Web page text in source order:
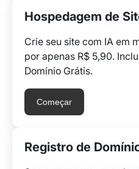
Hospedagem de
Crie seu site com IA em
por apenas R$ 5,90.
Domínio Grátis.
Começar
Registro de